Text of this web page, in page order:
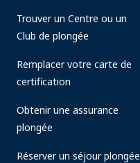
Trouver un Centre ou un
Club de plongée
Remplacer votre carte de
certification
Obtenir une assurance
plongée
Réserver un séjour plongée